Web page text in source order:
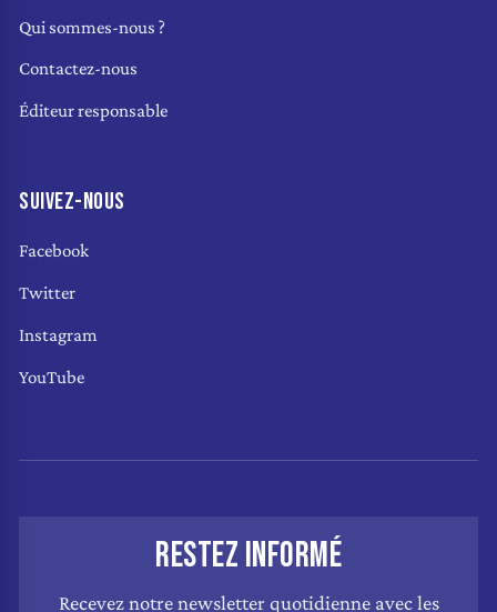
Qui sommes-nous ?
Contactez-nous
Éditeur responsable
SUIVEZ-NOUS
Facebook
Twitter
Instagram
YouTube
RESTEZ INFORMÉ
Recevez notre newsletter quotidienne avec les